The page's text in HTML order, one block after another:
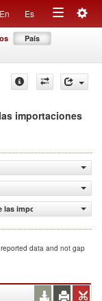
En Es
Toggle
País
importaciones
las importaciones de
data and not gap